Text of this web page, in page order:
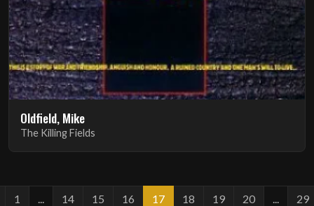
Oldfield, Mike
The Killing Fields
1 14 15 16 17 18 19 20 29